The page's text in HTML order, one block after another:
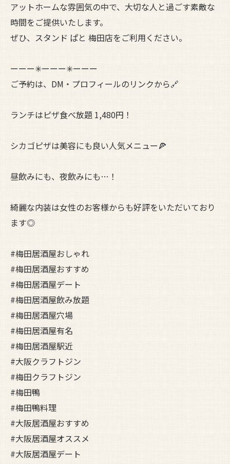
アットホームな雰囲気の中で、大切な人と過ごす素敵な
時間をご提供いたします。
ぜひ、スタンド ぱと 梅田店をご利用ください。
ーーー✳︎ーーー✳︎ーーー
ご予約は、DM・プロフィールのリンクから🔗
ランチはピザ食べ放題 1,480円！
シカゴピザは美容にも良い人気メニュー🍕
昼飲みにも、夜飲みにも…！
綺麗な内装は女性のお客様からも好評をいただいており
ます◎
#梅田居酒屋おしゃれ
#梅田居酒屋おすすめ
#梅田居酒屋デート
#梅田居酒屋飲み放題
#梅田居酒屋穴場
#梅田居酒屋有名
#梅田居酒屋駅近
#大阪クラフトジン
#梅田クラフトジン
#梅田鴨
#梅田鴨料理
#大阪居酒屋おすすめ
#大阪居酒屋オススメ
#大阪居酒屋デート